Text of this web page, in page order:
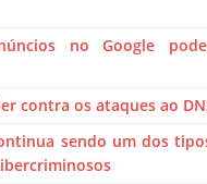
no Google
contra os ataques ao
sendo um dos